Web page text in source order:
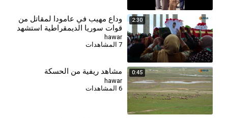
2:30
وداع مهيب في عامودا لمقاتل من
قوات سوريا الديمقراطية استشهد
في الرقة
hawar
7 المشاهدات
0:45 مشاهد ريفية من الحسكة
hawar
6 المشاهدات